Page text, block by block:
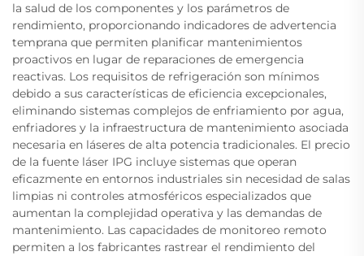
la salud de los componentes y los parámetros de
rendimiento, proporcionando indicadores de advertencia
temprana que permiten planificar mantenimientos
proactivos en lugar de reparaciones de emergencia
reactivas. Los requisitos de refrigeración son mínimos
debido a sus características de eficiencia excepcionales,
eliminando sistemas complejos de enfriamiento por agua,
enfriadores y la infraestructura de mantenimiento asociada
necesaria en láseres de alta potencia tradicionales. El precio
de la fuente láser IPG incluye sistemas que operan
eficazmente en entornos industriales sin necesidad de salas
limpias ni controles atmosféricos especializados que
aumentan la complejidad operativa y las demandas de
mantenimiento. Las capacidades de monitoreo remoto
permiten a los fabricantes rastrear el rendimiento del